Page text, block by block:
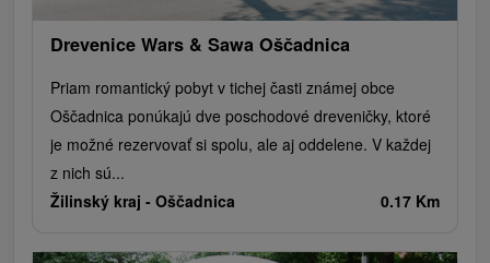
Drevenice Wars & Sawa Oščadnica
Priam romantický pobyt v tichej časti známej obce
Oščadnica ponúkajú dve poschodové dreveničky, ktoré
je možné rezervovať si spolu, ale aj oddelene. V každej
z nich sú...
Žilinský kraj - Oščadnica 0.17 Km